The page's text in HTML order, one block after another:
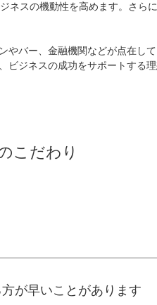
ネスの機動性を高めます。さ
やバー、金融機関などが点在
ビジネスの成功をサポートする
こだわり
が早いことがあります